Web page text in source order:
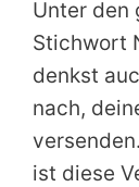
Unter den
Stichwort
denkst
nach,
ist diese